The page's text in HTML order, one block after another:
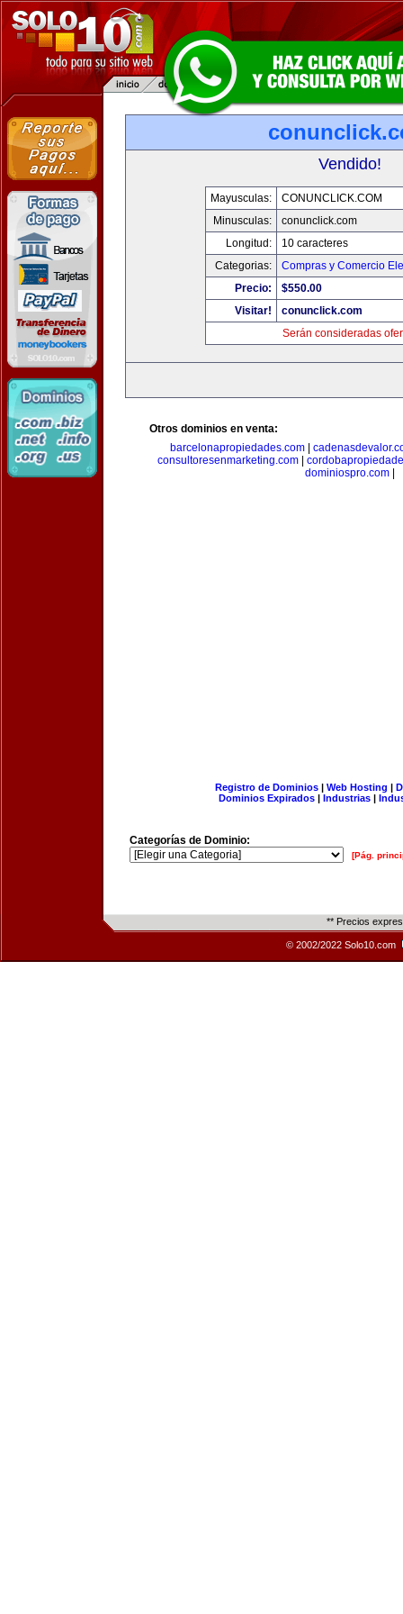
Vendido!
Mayusculas:
CONUNCLICK.COM
Minusculas:
conunclick.com
Longitud:
10 caracteres
Categorias:
Compras y Comercio
Precio:
$550.00
Visitar!
conunclick.com
Serán consideradas
Otros dominios en venta:
barcelonapropiedades.com|
consultoresenmarketing.com
dominiospro.com
Registro de Dominios| Web Hosting |
Dominios Expirados | Industrias |
Categorías de Dominio:
[Pág.
** Precios
© 2002/2022 Solo10.com